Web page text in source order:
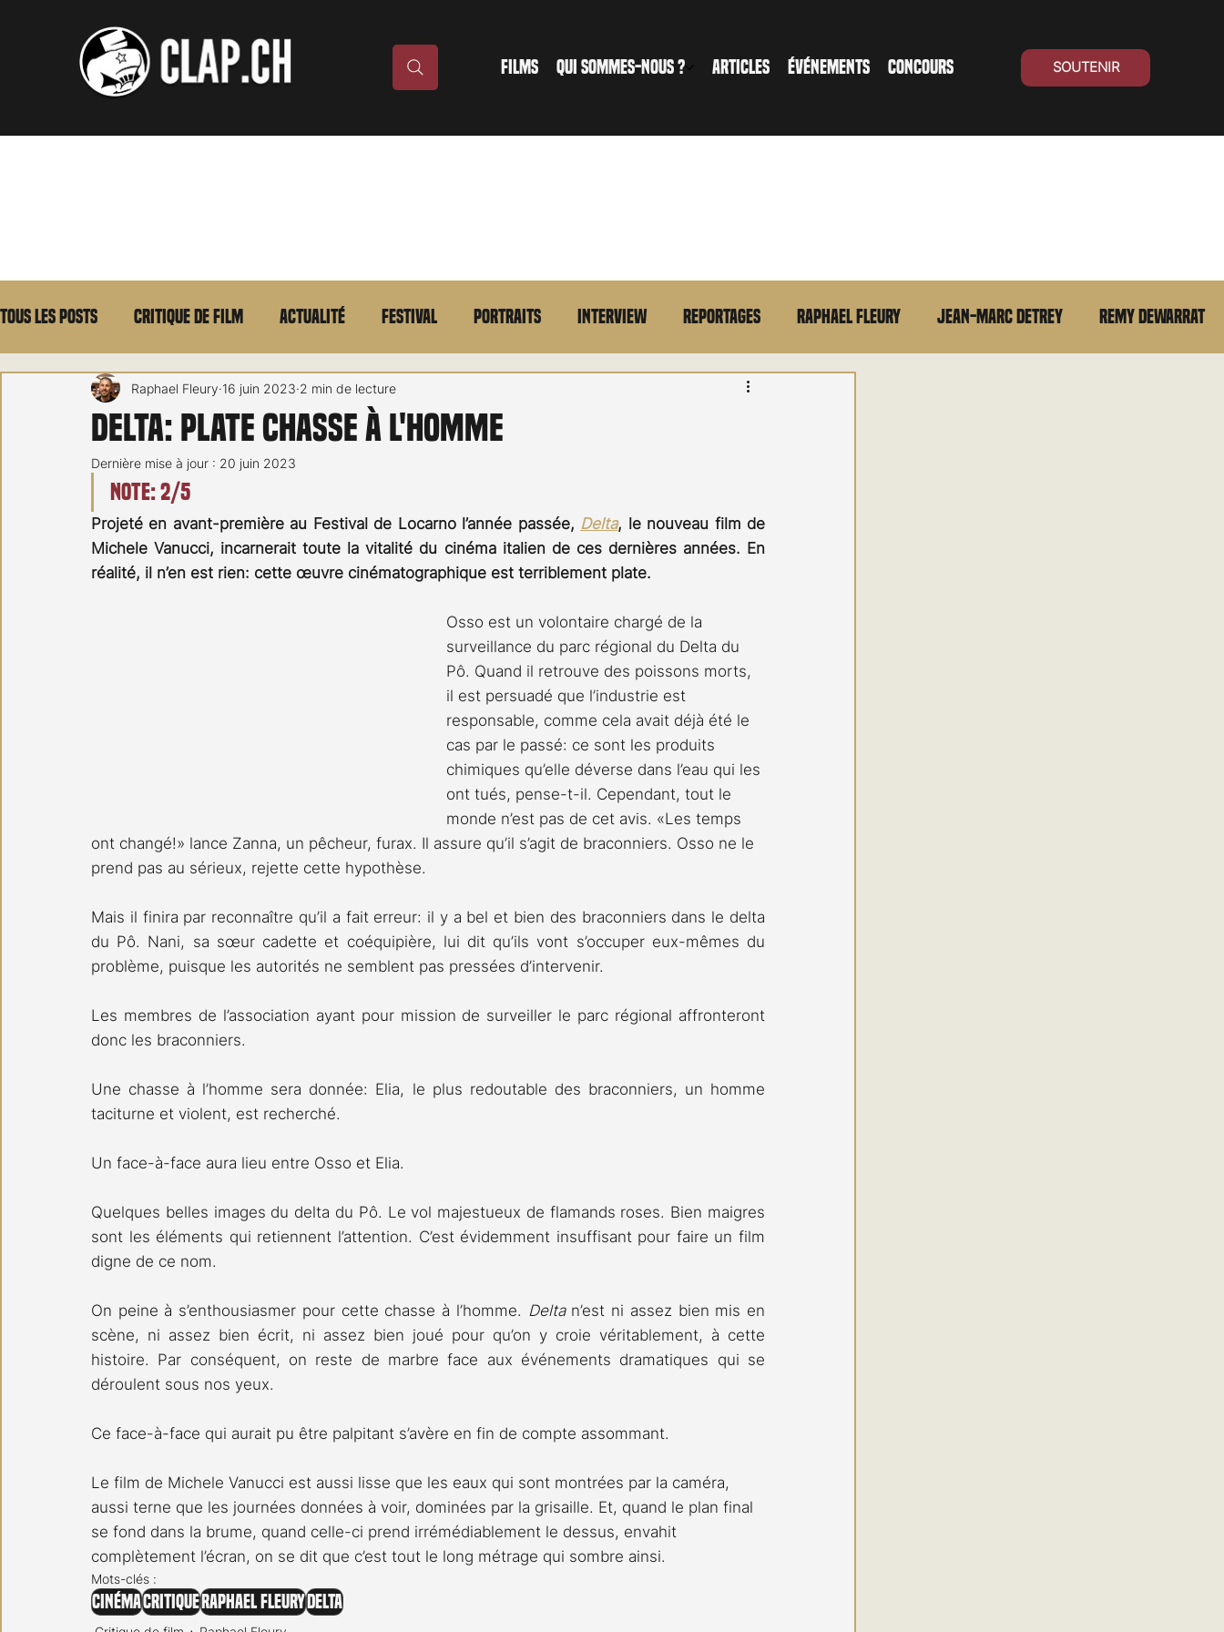
FILMS QUI SOMMES-NOUS ? ARTICLES ÉVÉNEMENTS CONCOURS SOUTENIR
Tous les posts Critique de film Actualité Festival Portraits Interview Reportages Raphael Fleury Jean-Marc Detrey Remy Dewarrat
Max Borg Laurent Scherlen Memento En bref
Carnet noir Open Air Série TV
Delta: plate chasse à l'homme
Raphael Fleury 16 juin 2023 2 min de lecture
Dernière mise à jour : 20 juin 2023
Note: 2/5
Projeté en avant-première au Festival de Locarno l’année passée, Delta, le nouveau film de
Michele Vanucci, incarnerait toute la vitalité du cinéma italien de ces dernières années. En
réalité, il n’en est rien: cette œuvre cinématographique est terriblement plate.
Osso est un volontaire chargé de la
surveillance du parc régional du Delta du
Pô. Quand il retrouve des poissons morts,
il est persuadé que l’industrie est
responsable, comme cela avait déjà été le
cas par le passé: ce sont les produits
chimiques qu’elle déverse dans l’eau qui les
ont tués, pense-t-il. Cependant, tout le
monde n’est pas de cet avis. «Les temps
ont changé!» lance Zanna, un pêcheur, furax. Il assure qu’il s’agit de braconniers. Osso ne le
prend pas au sérieux, rejette cette hypothèse.
Mais il finira par reconnaître qu’il a fait erreur: il y a bel et bien des braconniers dans le delta
du Pô. Nani, sa sœur cadette et coéquipière, lui dit qu’ils vont s’occuper eux-mêmes du
problème, puisque les autorités ne semblent pas pressées d’intervenir.
Les membres de l’association ayant pour mission de surveiller le parc régional affronteront
donc les braconniers.
Une chasse à l’homme sera donnée: Elia, le plus redoutable des braconniers, un homme
taciturne et violent, est recherché.
Un face-à-face aura lieu entre Osso et Elia.
Quelques belles images du delta du Pô. Le vol majestueux de flamands roses. Bien maigres
sont les éléments qui retiennent l’attention. C’est évidemment insuffisant pour faire un film
digne de ce nom.
On peine à s’enthousiasmer pour cette chasse à l’homme. Delta n’est ni assez bien mis en
scène, ni assez bien écrit, ni assez bien joué pour qu’on y croie véritablement, à cette
histoire. Par conséquent, on reste de marbre face aux événements dramatiques qui se
déroulent sous nos yeux.
Ce face-à-face qui aurait pu être palpitant s’avère en fin de compte assommant.
Le film de Michele Vanucci est aussi lisse que les eaux qui sont montrées par la caméra,
aussi terne que les journées données à voir, dominées par la grisaille. Et, quand le plan final
se fond dans la brume, quand celle-ci prend irrémédiablement le dessus, envahit
complètement l’écran, on se dit que c’est tout le long métrage qui sombre ainsi.
Mots-clés :
CinémaCritique Raphael Fleury Delta